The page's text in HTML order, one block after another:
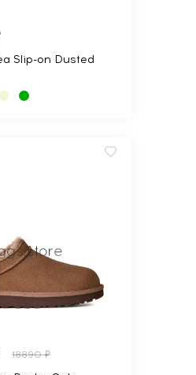
Slip-on Dusted
18890 ₽